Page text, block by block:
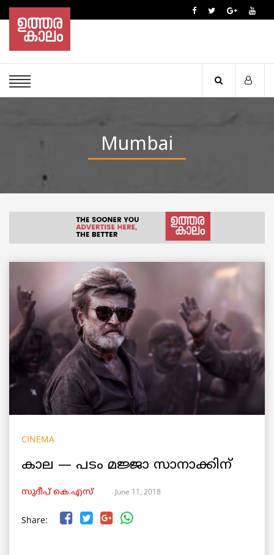
Mumbai
CINEMA
കാല — പടം മജ്ജാ സാനാക്കിന്
സുദീപ് കെ.എസ് June 11, 2018
Share: